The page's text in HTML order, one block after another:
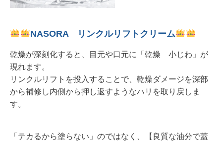
NASORA リンクルリフトクリーム
乾燥が深刻化すると、目元や口元に「乾燥 小じわ」が
現れます。
リンクルリフトを投入することで、乾燥ダメージを深部
から補修し内側から押し返すようなハリを取り戻しま
す。
「テカるから塗らない」のではなく、【良質な油分で蓋